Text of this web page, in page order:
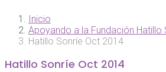
Inicio
Apoyando a la Fundación Hatillo
Hatillo Sonríe Oct 2014
Hatillo Sonríe Oct 2014